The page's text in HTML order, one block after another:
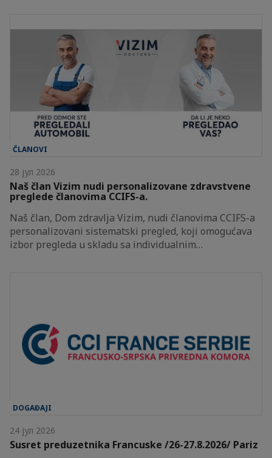
ČLANOVI
28 јул 2026
Naš član Vizim nudi personalizovane zdravstvene
preglede članovima CCIFS-a.
Naš član, Dom zdravlja Vizim, nudi članovima CCIFS-a
personalizovani sistematski pregled, koji omogućava
izbor pregleda u skladu sa individualnim…
DOGAĐAJI
24 јул 2026
Susret preduzetnika Francuske /26-27.8.2026/ Pariz